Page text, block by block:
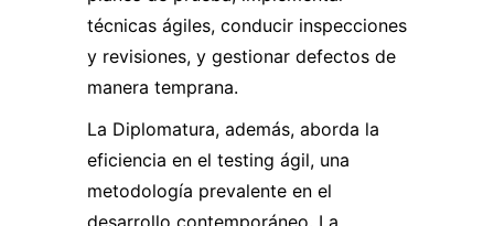
técnicas ágiles, conducir inspecciones
y revisiones, y gestionar defectos de
manera temprana.
La Diplomatura, además, aborda la
eficiencia en el testing ágil, una
metodología prevalente en el